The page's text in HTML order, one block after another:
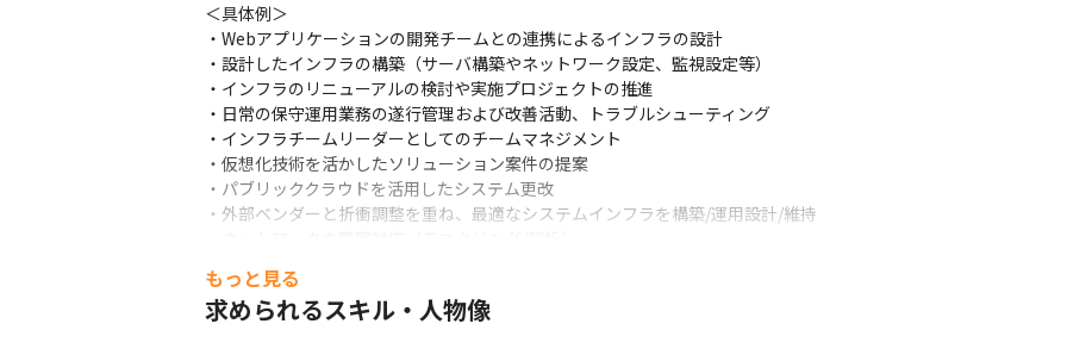
＜具体例＞
・Webアプリケーションの開発チームとの連携によるインフラの設計
・設計したインフラの構築（サーバ構築やネットワーク設定、監視設定等）
・インフラのリニューアルの検討や実施プロジェクトの推進
・日常の保守運用業務の遂行管理および改善活動、トラブルシューティング
・インフラチームリーダーとしてのチームマネジメント
・仮想化技術を活かしたソリューション案件の提案
・パブリッククラウドを活用したシステム更改
・外部ベンダーと折衝調整を重ね、最適なシステムインフラを構築/運用設計/維持
＜体制＞
・主に5～30名の開発体制です
もっと見る
求められるスキル・人物像